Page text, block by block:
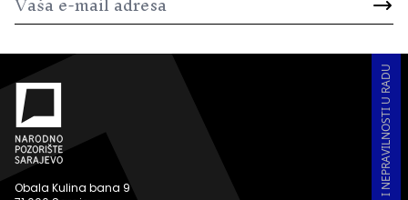
Obala Kulina bana 9